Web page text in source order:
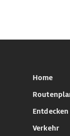
Home
Entdecken
Verkehr